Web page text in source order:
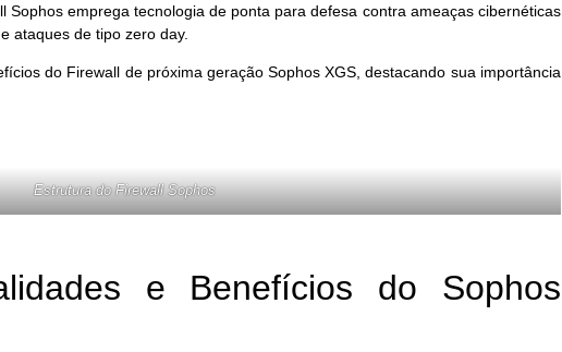
Sophos emprega tecnologia de ponta para defesa contra ameaças cibernéticas
ataques de tipo zero day.
do Firewall de próxima geração Sophos XGS, destacando sua importância
Estrutura do Firewall Sophos
e Benefícios do Sophos